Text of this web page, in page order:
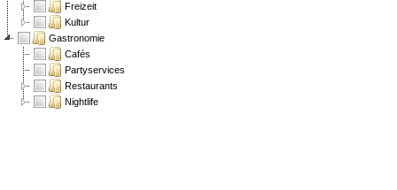
Freizeit
Kultur
Gastronomie
Cafés
Partyservices
Restaurants
Nightlife